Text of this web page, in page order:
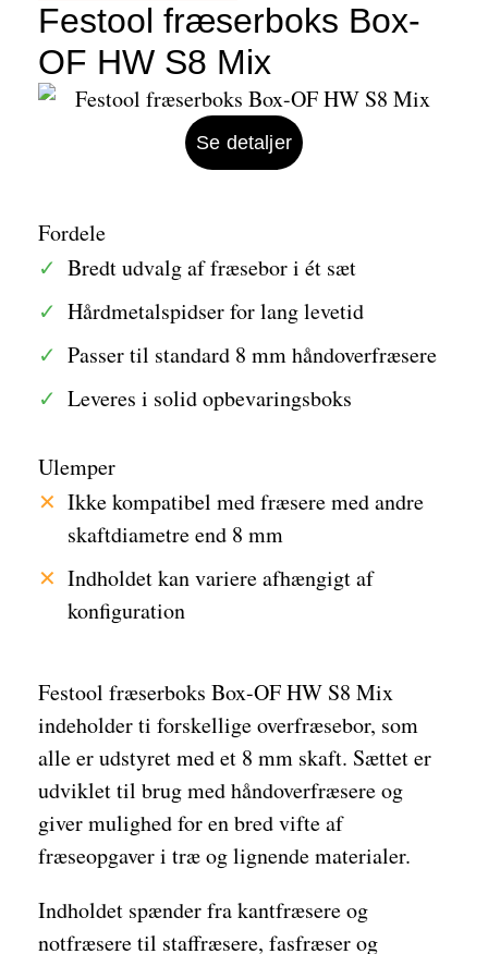
Festool fræserboks Box-
OF HW S8 Mix
Festool fræserboks Box-OF HW S8 Mix
indeholder ti forskellige overfræsebor, som
alle er udstyret med et 8 mm skaft. Sættet er
udviklet til brug med håndoverfræsere og
giver mulighed for en bred vifte af
fræseopgaver i træ og lignende materialer.
Indholdet spænder fra kantfræsere og
notfræsere til staffræsere, fasfræser og
Fordele
Bredt udvalg af fræsebor i ét sæt
Hårdmetalspidser for lang levetid
Passer til standard 8 mm håndoverfræsere
Leveres i solid opbevaringsboks
Ulemper
Ikke kompatibel med fræsere med andre
skaftdiametre end 8 mm
Indholdet kan variere afhængigt af
konfiguration
Se detaljer